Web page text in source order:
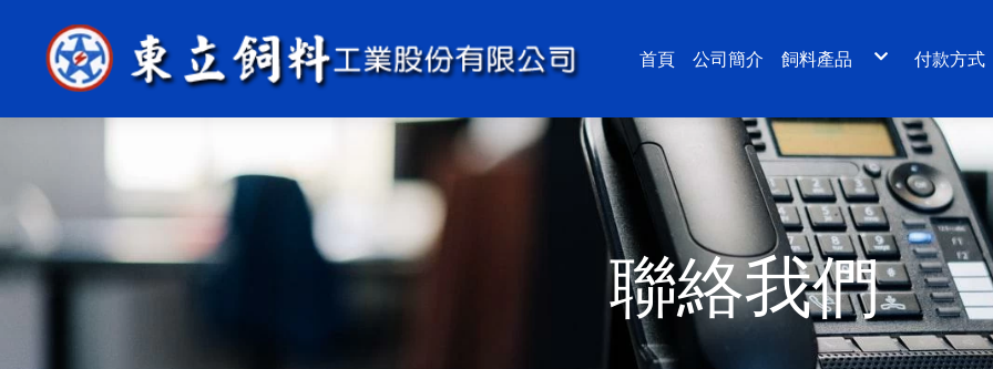
首頁 公司簡介 飼料產品
鰻魚粉狀飼料
鰻魚(午魚)浮性飼料
鱸魚浮性飼料
比目魚(龍膽石斑)浮沉料
烏魚飼料
虱目魚飼料
鮑魚(九孔)飼料
文蛤、蜆多源飼料
寵物(狗)飼料
付款方式
聯絡我們